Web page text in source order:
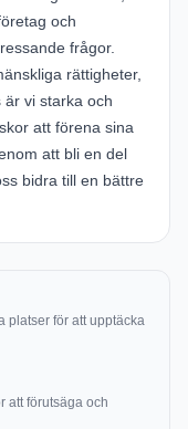
och
frågor.
rättigheter,
är vi starka och
att förena sina
att bli en del
bidra till en bättre
platser för att upptäcka
att förutsäga och